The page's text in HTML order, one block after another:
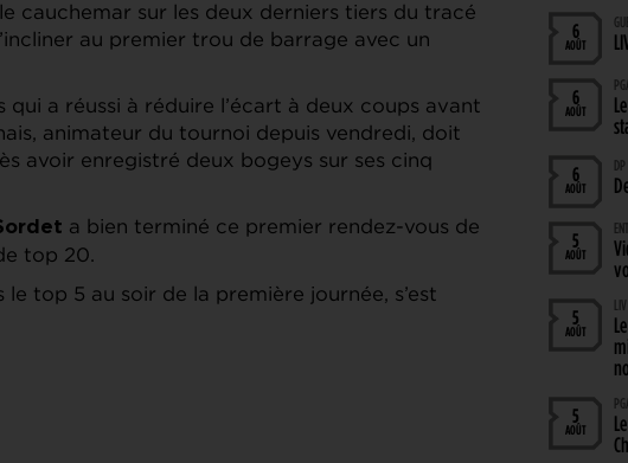
cauchemar sur les deux derniers tiers du tracé
au premier trou de barrage avec un
a réussi à réduire l’écart à deux coups avant
animateur du tournoi depuis vendredi, doit
avoir enregistré deux bogeys sur ses cinq
a bien terminé ce premier rendez-vous de
top 20.
le top 5 au soir de la première journée, s’est
6
AOÛT
6
AOÛT
6
AOÛT
5
AOÛT
5
AOÛT
5
AOÛT